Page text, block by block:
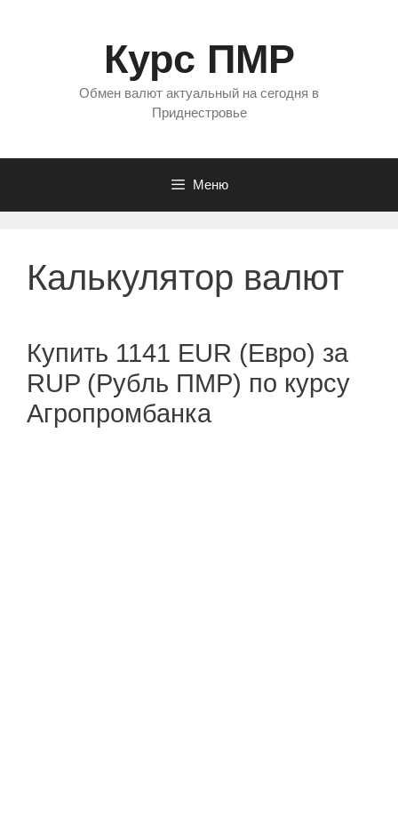
Курс ПМР
Обмен валют актуальный на сегодня в
Приднестровье
Меню
Калькулятор валют
Купить 1141 EUR (Евро) за
RUP (Рубль ПМР) по курсу
Агропромбанка